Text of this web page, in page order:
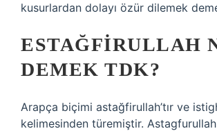
kusurlardan dolayı özür dilemek
ESTAĞFIRULLAH
DEMEK TDK?
Arapça biçimi astağfirullah’tır ve
kelimesinden türemiştir. Astagfurullah